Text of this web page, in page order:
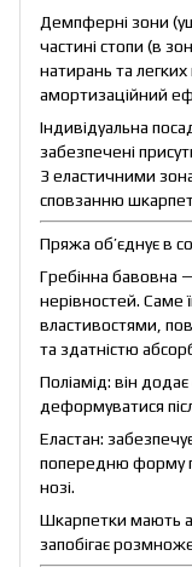
Демпферні зони
частині стопи (в
натирань та
амортизаційний
Індивідуальна
забезпечені
3 еластичними
сповзанню
Пряжа об’єднує в
Гребінна бавовна —
нерівностей. Саме
властивостями,
та здатністю
Поліамід: він
деформуватися
Еластан:
попередню форму
нозі.
Шкарпетки мають
запобігає